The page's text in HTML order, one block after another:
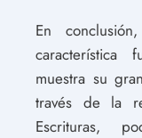
En
característica
muestra su
través de la
Escrituras,